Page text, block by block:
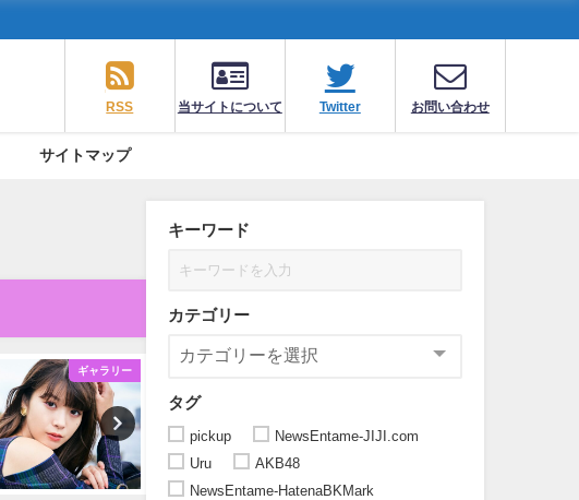
RSS 当サイトについて Twitter お問い合わせ
サイトマップ
ギャラリー
キーワード
カテゴリー
タグ
pickup
NewsEntame-JIJI.com
Uru
AKB48
NewsEntame-HatenaBKMark